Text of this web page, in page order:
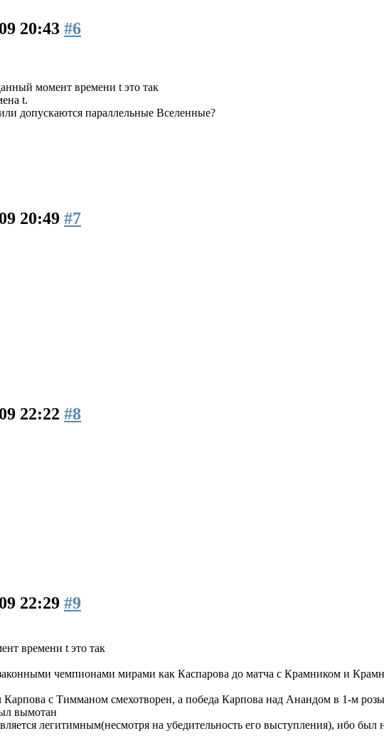
20:43 #6
момент времени t это так
t.
допускаются параллельные Вселенные?
20:49 #7
22:22 #8
22:29 #9
времени t это так
чемпионами мирами как Каспарова до матча с Крамником и
Карпова с Тимманом смехотворен, а победа Карпова над Анандом в 1-м
вымотан
легитимным(несмотря на убедительность его выступления), ибо